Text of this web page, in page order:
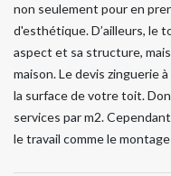
non seulement pour en
d'esthétique. D’ailleurs, le
aspect et sa structure,
maison. Le devis zinguerie
la surface de votre toit.
services par m2.
le travail comme le